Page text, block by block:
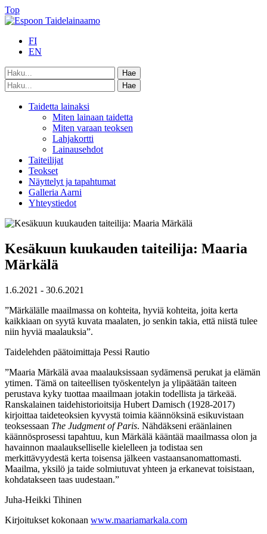
Top
FI
EN
Taidetta lainaksi
Miten lainaan taidetta
Miten varaan teoksen
Lahjakortti
Lainausehdot
Taiteilijat
Teokset
Näyttelyt ja tapahtumat
Galleria Aarni
Yhteystiedot
Kesäkuun kuukauden taiteilija: Maaria
Märkälä
1.6.2021 - 30.6.2021
”Märkälälle maailmassa on kohteita, hyviä kohteita, joita kerta
kaikkiaan on syytä kuvata maalaten, jo senkin takia, että niistä tulee
niin hyviä maalauksia”.
Taidelehden päätoimittaja Pessi Rautio
”Maaria Märkälä avaa maalauksissaan sydämensä perukat ja elämän
ytimen. Tämä on taiteellisen työskentelyn ja ylipäätään taiteen
perustava kyky tuottaa maailmaan jotakin todellista ja tärkeää.
Ranskalainen taidehistorioitsija Hubert Damisch (1928-2017)
kirjoittaa taideteoksien kyvystä toimia käännöksinä esikuvistaan
teoksessaan The Judgment of Paris. Nähdäkseni eräänlainen
käännösprosessi tapahtuu, kun Märkälä kääntää maailmassa olon ja
havainnon maalaukselliselle kielelleen ja todistaa sen
merkittävyydestä kerta toisensa jälkeen vastaansanomattomasti.
Maailma, yksilö ja taide solmiutuvat yhteen ja erkanevat toisistaan,
kohdatakseen taas uudestaan.”
Juha-Heikki Tihinen
Kirjoitukset kokonaan www.maariamarkala.com